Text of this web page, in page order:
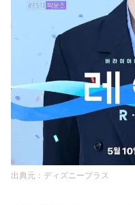
出典元：ディズニープラス